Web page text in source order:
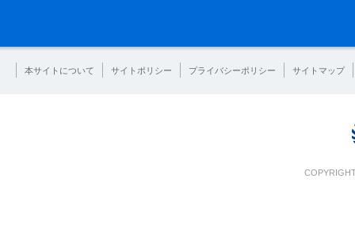
本サイトについて サイトポリシー プライバシーポリシー サイトマップ